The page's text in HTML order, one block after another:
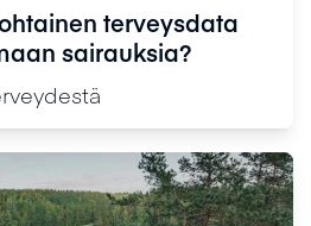
terveysdata
sairauksia?